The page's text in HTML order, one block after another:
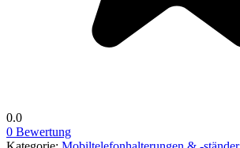
0.0
0 Bewertung